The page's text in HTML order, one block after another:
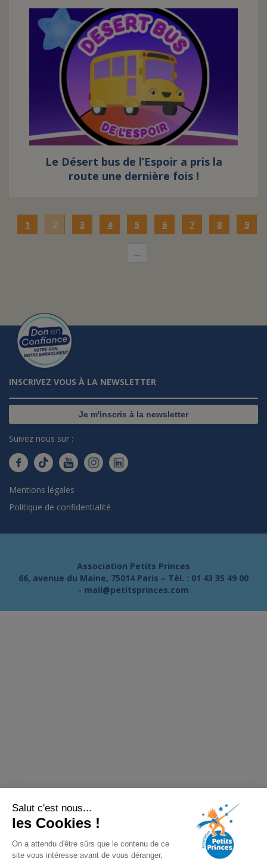
Salut c'est nous...
les Cookies !
On a attendu d'être sûrs que le contenu de ce
site vous intéresse avant de vous déranger,
Le Désert bus de l’Espoir a pris la
route une dernière fois !
1 2 3 4 5 6 7 8 9
…
INSCRIVEZ VOUS À LA NEWSLETTER
Je m'inscris à la newsletter
Suivez nous sur :
Mentions légales
Politique de confidentialité
Association Petits Princes
66, avenue du Maine, 75014 Paris – Tél. : 01 43 35 49 00
- mail@petitsprinces.com